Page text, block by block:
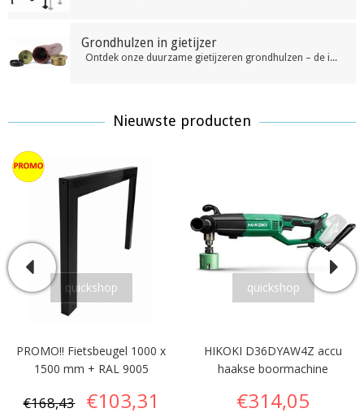
Grondhulzen in gietijzer
Ontdek onze duurzame gietijzeren grondhulzen – de ideale oplossing voor het stevig verankeren van palen en borden in elke ondergrond. Hoogwaardige kwaliteit, roestbestendig en eenvoudig te installeren. Perfect voor langdurige toepassingen.
Nieuwste producten
quickshop
PROMO!! Fietsbeugel 1000 x
1500 mm + RAL 9005
€168,43 €103,31
quickshop
HIKOKI D36DYAW4Z accu
haakse boormachine
€314,05